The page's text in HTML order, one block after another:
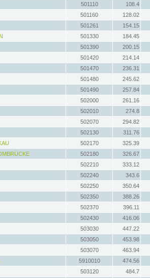
501110
108.4
501160
128.02
501261
154.15
501330
184.45
501390
200.15
501420
214.14
501470
236.31
501480
245.62
501490
257.84
502000
261.16
502010
274.8
502070
294.82
502130
311.76
502170
325.39
502180
326.67
502210
333.12
502240
343.6
502250
350.64
502350
388.26
502370
396.11
502430
416.06
503030
447.22
503050
453.98
503070
463.94
5910010
474.56
503120
484.7